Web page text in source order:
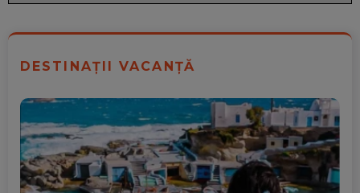
DESTINAȚII VACANȚĂ